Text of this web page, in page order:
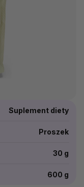
Suplement diety
Proszek
30 g
600 g